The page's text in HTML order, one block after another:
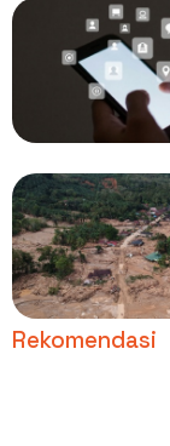
Rekomendasi